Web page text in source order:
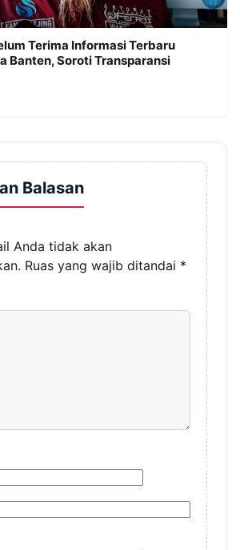
Terima Informasi Terbaru
Banten, Soroti Transparansi
Balasan
Anda tidak akan
Ruas yang wajib ditandai *